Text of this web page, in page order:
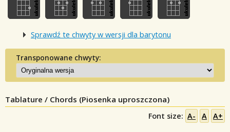
Sprawdź te chwyty w wersji dla barytonu
Transponowane chwyty:
Tablature / Chords (Piosenka uproszczona)
Font size: A- A A+